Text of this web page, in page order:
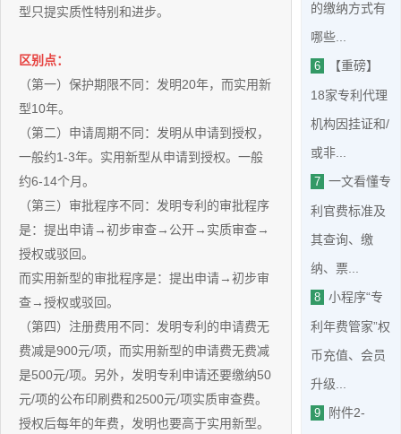
型只提实质性特别和进步。
区别点：
（第一）保护期限不同：发明20年，而实用新
型10年。
（第二）申请周期不同：发明从申请到授权，
一般约1-3年。实用新型从申请到授权。一般
约6-14个月。
（第三）审批程序不同：发明专利的审批程序
是：提出申请→初步审查→公开→实质审查→
授权或驳回。
而实用新型的审批程序是：提出申请→初步审
查→授权或驳回。
（第四）注册费用不同：发明专利的申请费无
费减是900元/项，而实用新型的申请费无费减
是500元/项。另外，发明专利申请还要缴纳50
元/项的公布印刷费和2500元/项实质审查费。
授权后每年的年费，发明也要高于实用新型。
的缴纳方式有
哪些...
6 【重磅】
18家专利代理
机构因挂证和/
或非...
7 一文看懂专
利官费标准及
其查询、缴
纳、票...
8 小程序“专
利年费管家”权
币充值、会员
升级...
9 附件2-